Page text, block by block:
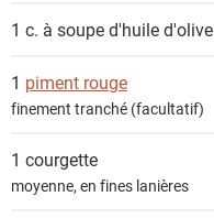
t
s
1 c. à souped'huile d'olive
1 piment rouge
finement tranché (facultatif)
1 courgette
moyenne, en fines lanières